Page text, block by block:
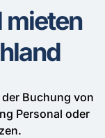
mieten
Buchung von
Personal oder